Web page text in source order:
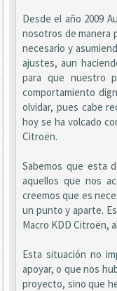
Desde el año 2009
nosotros de manera
necesario y
ajustes, aun
para que nuestro
comportamiento
olvidar, pues cabe
hoy se ha volcado
Citroën.
Sabemos que esta
aquellos que nos
creemos que es
un punto y aparte.
Macro KDD Citroën,
Esta situación no
apoyar, o que nos
proyecto, sino que